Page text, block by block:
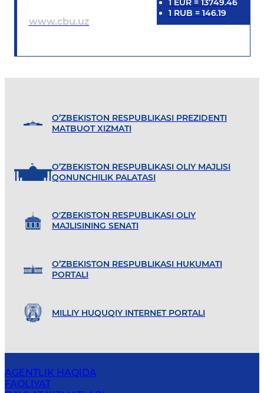
www.cbu.uz
1 EUR= 13749.46
1 RUB = 146.19
O’ZBEKISTON RESPUBLIKASI PREZIDENTI
MATBUOT XIZMATI
O’ZBEKISTON RESPUBLIKASI OLIY MAJLISI
QONUNCHILIK PALATASI
O'ZBEKISTON RESPUBLIKASI OLIY
MAJLISINING SENATI
O’ZBEKISTON RESPUBLIKASI HUKUMATI
PORTALI
MILLIY HUQUQIY INTERNET PORTALI
AGENTLIK HAQIDA
FAOLIYAT